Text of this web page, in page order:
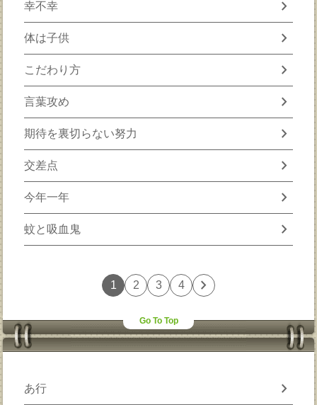
幸不幸 chevron_right
体は子供 chevron_right
こだわり方 chevron_right
言葉攻め chevron_right
期待を裏切らない努力 chevron_right
交差点 chevron_right
今年一年 chevron_right
蚊と吸血鬼 chevron_right
1 2 3 4 chevron_right
Go To Top
あ行 chevron_right